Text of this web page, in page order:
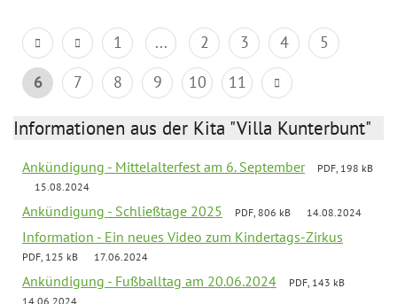
1 ... 2 3 4
5
6
7 8 9 10 11
Informationen aus der Kita "Villa Kunterbunt"
Ankündigung - Mittelalterfest am 6. September
PDF, 198 kB
15.08.2024
Ankündigung - Schließtage 2025 PDF, 806 kB 14.08.2024
Information - Ein neues Video zum Kindertags-Zirkus
PDF, 125 kB 17.06.2024
Ankündigung - Fußballtag am 20.06.2024
PDF, 143 kB
14.06.2024